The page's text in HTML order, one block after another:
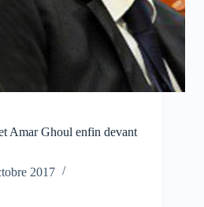
Amar Ghoul enfin devant
2017